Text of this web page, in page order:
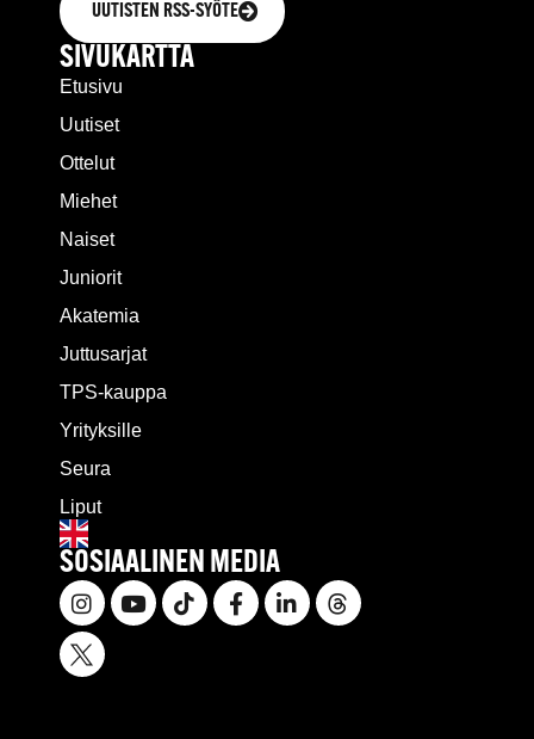
UUTISTEN RSS-SYÖTE
SIVUKARTTA
Etusivu
Uutiset
Ottelut
Miehet
Naiset
Juniorit
Akatemia
Juttusarjat
TPS-kauppa
Yrityksille
Seura
Liput
SOSIAALINEN MEDIA